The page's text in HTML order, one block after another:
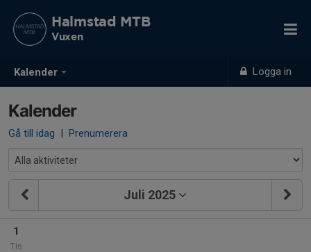
Kalender Logga in
Halmstad MTB
Vuxen
Kalender
Gå till idag | Prenumerera
Juli 2025
1
Tis